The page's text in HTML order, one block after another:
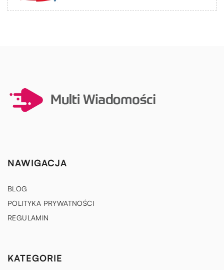
NAWIGACJA
BLOG
POLITYKA PRYWATNOŚCI
REGULAMIN
KATEGORIE